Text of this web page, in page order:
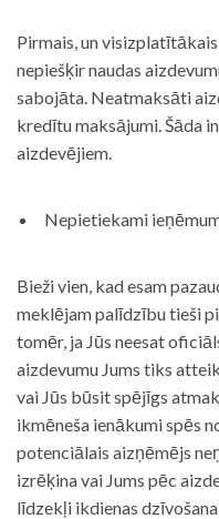
Pirmais, un
nepiešķir naudas
sabojāta. Neatmaksāti
kredītu maksājumi. Šāda
aizdevējiem.
Nepietiekami
Bieži vien, kad esam
meklējam palīdzību tieši
tomēr, ja Jūs neesat
aizdevumu Jums tiks
vai Jūs būsit spējīgs
ikmēneša ienākumi spēs
potenciālais aizņēmējs
izrēķina vai Jums pēc
līdzekļi ikdienas